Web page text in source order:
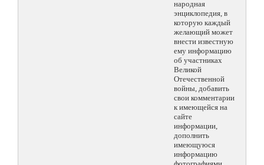
народная
энциклопедия, в
которую каждый
желающий может
внести известную
ему информацию
об участниках
Великой
Отечественной
войны, добавить
свои комментарии
к имеющейся на
сайте
информации,
дополнить
имеющуюся
информацию